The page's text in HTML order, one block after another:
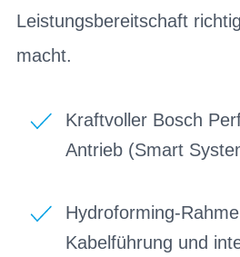
Leistungsbereitschaft
macht.
Kraftvoller Bosch
Antrieb (Smart
Hydroforming-
Kabelführung und